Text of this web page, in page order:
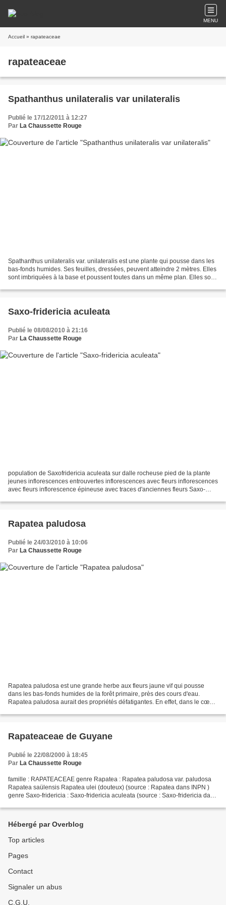
MENU
Accueil » rapateaceae
rapateaceae
Spathanthus unilateralis var unilateralis
Publié le 17/12/2011 à 12:27
Par La Chaussette Rouge
Spathanthus unilateralis var. unilateralis est une plante qui pousse dans les
bas-fonds humides. Ses feuilles, dressées, peuvent atteindre 2 mètres. Elles
sont imbriquées à la base et poussent toutes dans un même plan. Elles sont
Saxo-fridericia aculeata
Publié le 08/08/2010 à 21:16
Par La Chaussette Rouge
population de Saxofridericia aculeata sur dalle rocheuse pied de la plante
jeunes inflorescences entrouvertes inflorescences avec fleurs inflorescences
avec fleurs inflorescence épineuse avec traces d'anciennes fleurs Saxo-
Rapatea paludosa
Publié le 24/03/2010 à 10:06
Par La Chaussette Rouge
Rapatea paludosa est une grande herbe aux fleurs jaune vif qui pousse
dans les bas-fonds humides de la forêt primaire, près des cours d'eau.
Rapatea paludosa aurait des propriétés défatigantes. En effet, dans le cœur
Rapateaceae de Guyane
Publié le 22/08/2000 à 18:45
Par La Chaussette Rouge
famille : RAPATEACEAE genre Rapatea : Rapatea paludosa var. paludosa
Rapatea saülensis Rapatea ulei (douteux) (source : Rapatea dans INPN )
genre Saxo-fridericia : Saxo-fridericia aculeata (source : Saxo-fridericia dans
Hébergé par Overblog
Top articles
Pages
Contact
Signaler un abus
C.G.U.